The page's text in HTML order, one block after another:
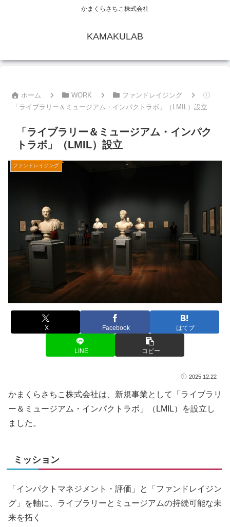
かまくらさちこ株式会社
KAMAKULAB
ホーム WORK
ファンドレイジング
「ライブラリー＆ミュージアム・インパクトラボ」（LMIL）設立
「ライブラリー＆ミュージアム・インパク
トラボ」（LMIL）設立
ファンドレイジング
X Facebook はてブ
LINE コピー
2025.12.22
かまくらさちこ株式会社は、新規事業として「 ライブラリ
ー＆ミュージアム・インパクトラボ」（LMIL）を設立し
ました。
ミッション
「インパクトマネジメント・評価」と「ファンドレイジン
グ」を軸に、ライブラリーとミュージアムの持続可能な未
来を拓く